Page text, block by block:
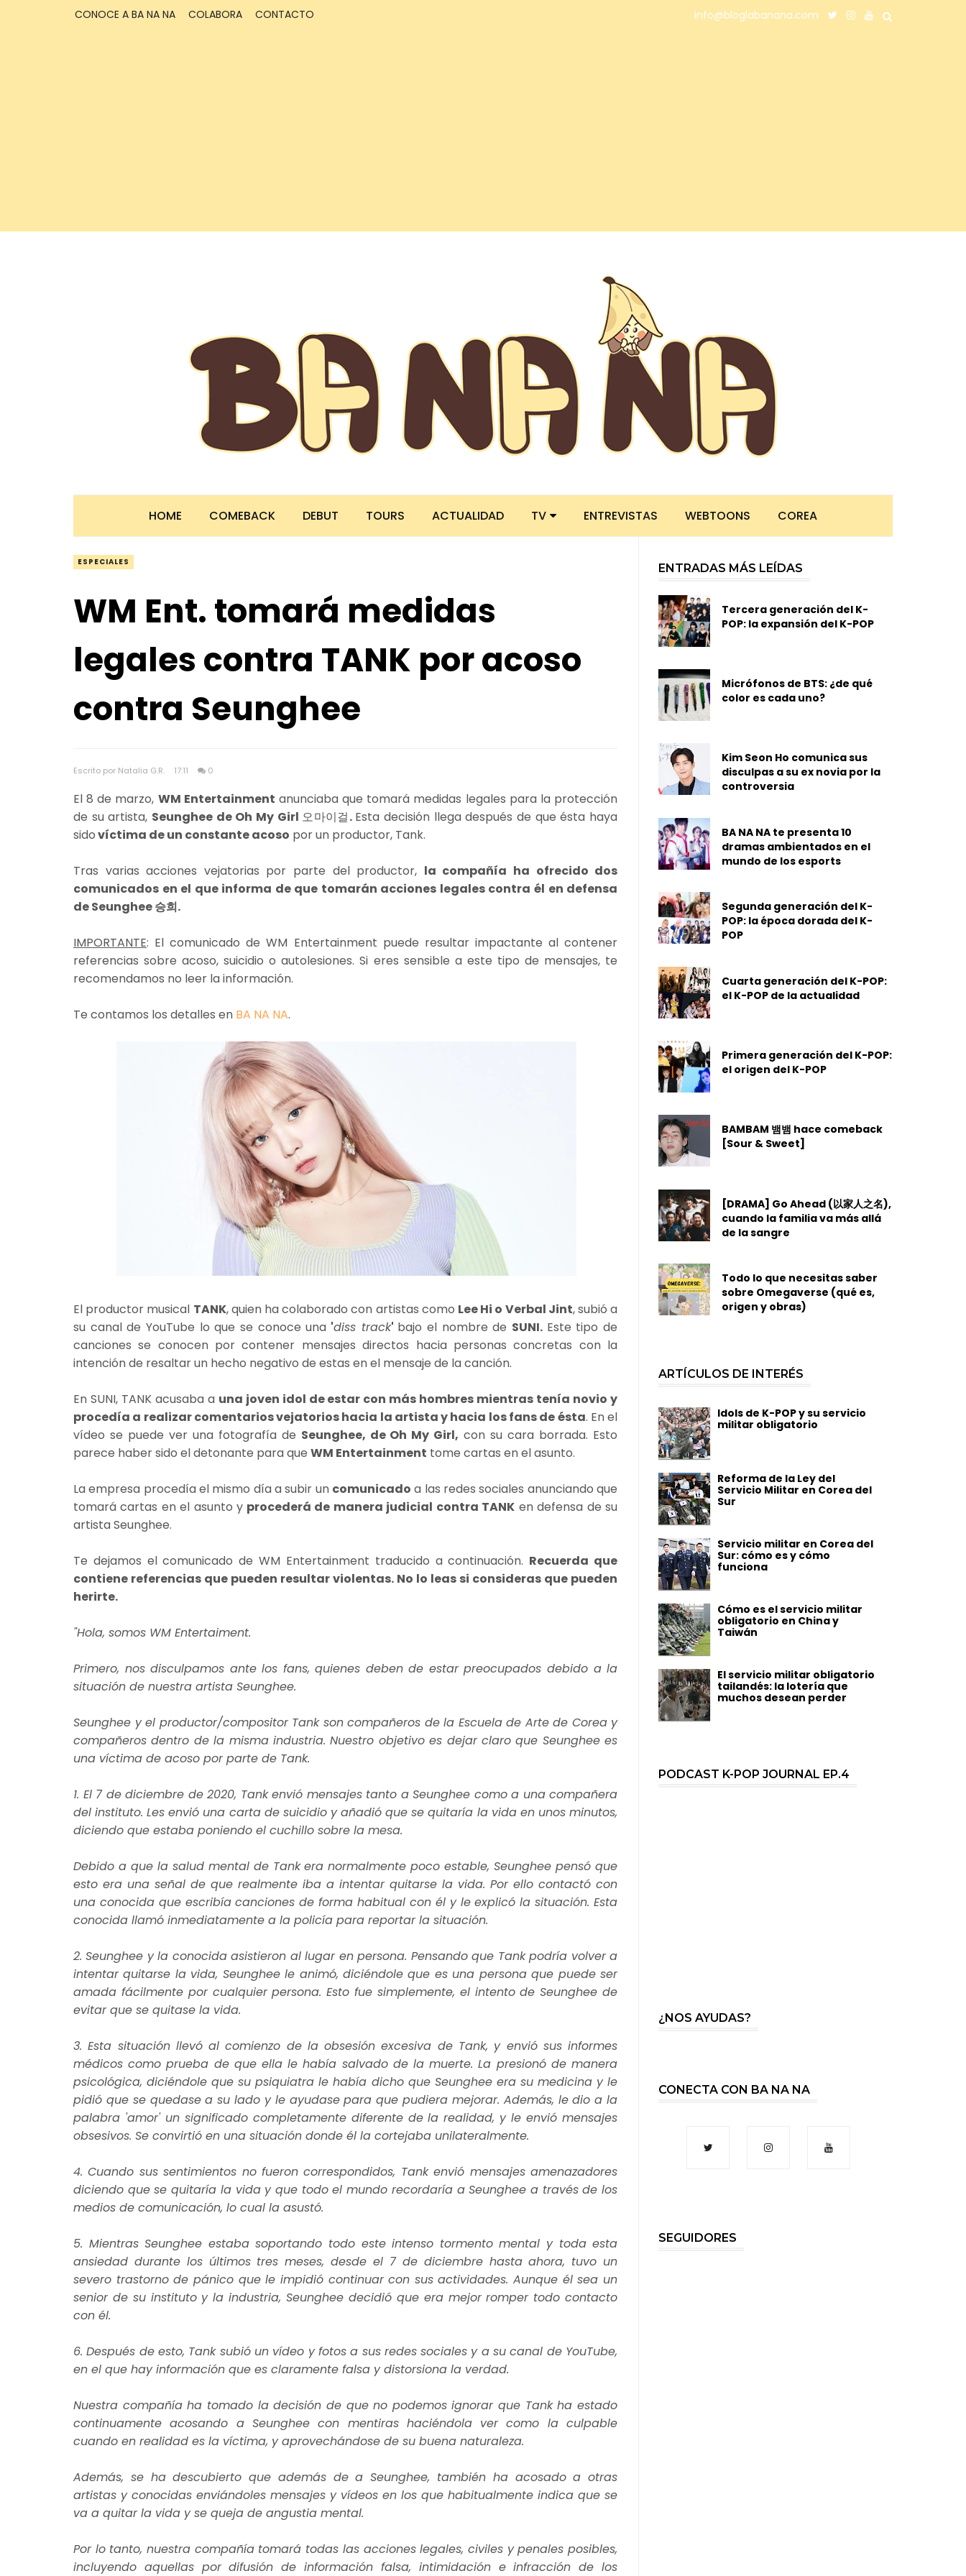
CONOCE A BA NA NA COLABORA CONTACTO info@bloglabanana.com
HOME COMEBACK DEBUT TOURS ACTUALIDAD TV ENTREVISTAS WEBTOONS COREA
ESPECIALES
WM Ent. tomará medidas
legales contra TANK por acoso
contra Seunghee
Escrito por Natalia G.R. 17:11 0
El 8 de marzo, WM Entertainment anunciaba que tomará medidas legales para la protección
de su artista, Seunghee de Oh My Girl 오마이걸. Esta decisión llega después de que ésta haya
sidovíctima de un constante acoso por un productor, Tank.
Tras varias acciones vejatorias por parte del productor, la compañía ha ofrecido dos
comunicados en el que informa de que tomarán acciones legales contra él en defensa
de Seunghee 승희.
IMPORTANTE: El comunicado de WM Entertainment puede resultar impactante al contener
referencias sobre acoso, suicidio o autolesiones. Si eres sensible a este tipo de mensajes, te
recomendamos no leer la información.
Te contamos los detalles en BA NA NA.
El productor musical TANK, quien ha colaborado con artistas como Lee Hi o Verbal Jint, subió a
su canal de YouTube lo que se conoce una 'diss track' bajo el nombre de SUNI. Este tipo de
canciones se conocen por contener mensajes directos hacia personas concretas con la
intención de resaltar un hecho negativo de estas en el mensaje de la canción.
En SUNI, TANK acusaba a una joven idol de estar con más hombres mientras tenía novio y
procedía a realizar comentarios vejatorios hacia la artista y hacia los fans de ésta. En el
vídeo se puede ver una fotografía de Seunghee, de Oh My Girl, con su cara borrada. Esto
parece haber sido el detonante para que WM Entertainment tome cartas en el asunto.
La empresa procedía el mismo día a subir un comunicado a las redes sociales anunciando que
tomará cartas en el asunto y procederá de manera judicial contra TANK en defensa de su
artista Seunghee.
Te dejamos el comunicado de WM Entertainment traducido a continuación. Recuerda que
contiene referencias que pueden resultar violentas. No lo leas si consideras que pueden
herirte.
"Hola, somos WM Entertaiment.
Primero, nos disculpamos ante los fans, quienes deben de estar preocupados debido a la
situación de nuestra artista Seunghee.
Seunghee y el productor/compositor Tank son compañeros de la Escuela de Arte de Corea y
compañeros dentro de la misma industria. Nuestro objetivo es dejar claro que Seunghee es
una víctima de acoso por parte de Tank.
1. El 7 de diciembre de 2020, Tank envió mensajes tanto a Seunghee como a una compañera
del instituto. Les envió una carta de suicidio y añadió que se quitaría la vida en unos minutos,
diciendo que estaba poniendo el cuchillo sobre la mesa.
Debido a que la salud mental de Tank era normalmente poco estable, Seunghee pensó que
esto era una señal de que realmente iba a intentar quitarse la vida. Por ello contactó con
una conocida que escribía canciones de forma habitual con él y le explicó la situación. Esta
conocida llamó inmediatamente a la policía para reportar la situación.
2. Seunghee y la conocida asistieron al lugar en persona. Pensando que Tank podría volver a
intentar quitarse la vida, Seunghee le animó, diciéndole que es una persona que puede ser
amada fácilmente por cualquier persona. Esto fue simplemente, el intento de Seunghee de
evitar que se quitase la vida.
3. Esta situación llevó al comienzo de la obsesión excesiva de Tank, y envió sus informes
médicos como prueba de que ella le había salvado de la muerte. La presionó de manera
psicológica, diciéndole que su psiquiatra le había dicho que Seunghee era su medicina y le
pidió que se quedase a su lado y le ayudase para que pudiera mejorar. Además, le dio a la
palabra 'amor' un significado completamente diferente de la realidad, y le envió mensajes
obsesivos. Se convirtió en una situación donde él la cortejaba unilateralmente.
4. Cuando sus sentimientos no fueron correspondidos, Tank envió mensajes amenazadores
diciendo que se quitaría la vida y que todo el mundo recordaría a Seunghee a través de los
medios de comunicación, lo cual la asustó.
5. Mientras Seunghee estaba soportando todo este intenso tormento mental y toda esta
ansiedad durante los últimos tres meses, desde el 7 de diciembre hasta ahora, tuvo un
severo trastorno de pánico que le impidió continuar con sus actividades. Aunque él sea un
senior de su instituto y la industria, Seunghee decidió que era mejor romper todo contacto
con él.
6. Después de esto, Tank subió un vídeo y fotos a sus redes sociales y a su canal de YouTube,
en el que hay información que es claramente falsa y distorsiona la verdad.
Nuestra compañía ha tomado la decisión de que no podemos ignorar que Tank ha estado
continuamente acosando a Seunghee con mentiras haciéndola ver como la culpable
cuando en realidad es la víctima, y aprovechándose de su buena naturaleza.
Además, se ha descubierto que además de a Seunghee, también ha acosado a otras
artistas y conocidas enviándoles mensajes y vídeos en los que habitualmente indica que se
va a quitar la vida y se queja de angustia mental.
Por lo tanto, nuestra compañía tomará todas las acciones legales, civiles y penales posibles,
incluyendo aquellas por difusión de información falsa, intimidación e infracción de los
ENTRADAS MÁS LEÍDAS
Tercera generación del K-
POP: la expansión del K-POP
Micrófonos de BTS: ¿de qué
color es cada uno?
Kim Seon Ho comunica sus
disculpas a su ex novia por la
controversia
BA NA NA te presenta 10
dramas ambientados en el
mundo de los esports
Segunda generación del K-
POP: la época dorada del K-
POP
Cuarta generación del K-POP:
el K-POP de la actualidad
Primera generación del K-POP:
el origen del K-POP
BAMBAM 뱀뱀 hace comeback
[Sour & Sweet]
[DRAMA] Go Ahead (以家人之名),
cuando la familia va más allá
de la sangre
Todo lo que necesitas saber
sobre Omegaverse (qué es,
origen y obras)
ARTÍCULOS DE INTERÉS
Idols de K-POP y su servicio
militar obligatorio
Reforma de la Ley del
Servicio Militar en Corea del
Sur
Servicio militar en Corea del
Sur: cómo es y cómo
funciona
Cómo es el servicio militar
obligatorio en China y
Taiwán
El servicio militar obligatorio
tailandés: la lotería que
muchos desean perder
PODCAST K-POP JOURNAL EP.4
¿NOS AYUDAS?
CONECTA CON BA NA NA
SEGUIDORES